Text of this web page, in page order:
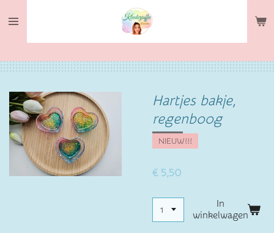
direct
hoofdinhoud
Hartjes bakje,
regenboog
NIEUW!!!
€ 5,50
In
winkelwagen